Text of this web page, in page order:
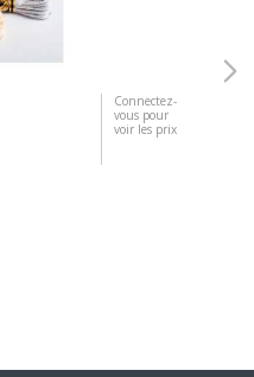
Connectez-
vous pour
voir les prix